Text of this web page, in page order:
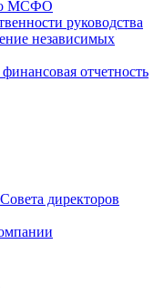
МСФО
руководства
независимых
отчетность
директоров